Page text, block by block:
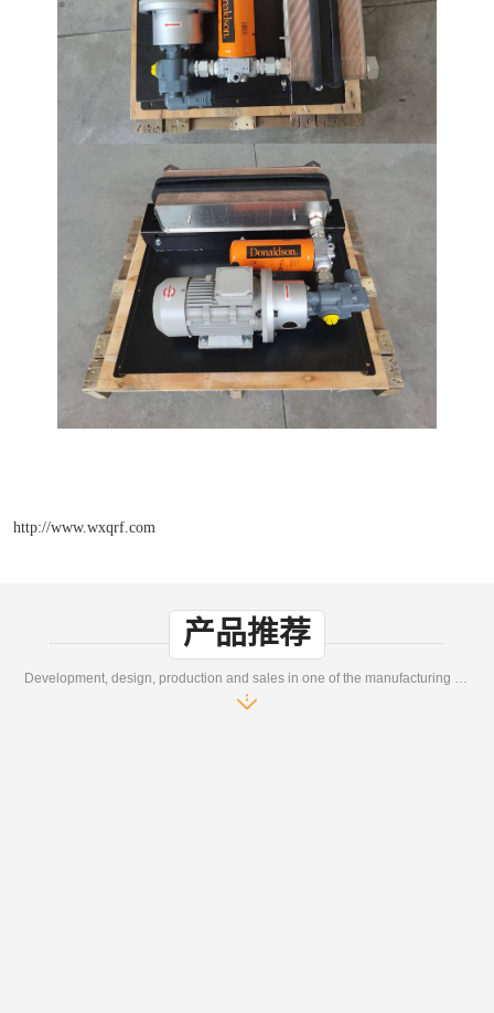
http://www.wxqrf.com
产品推荐
Development, design, production and sales in one of the manufacturing enterprises